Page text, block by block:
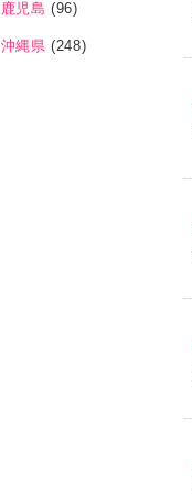
鹿児島 (96)
沖縄県 (248)